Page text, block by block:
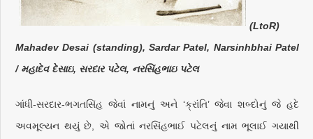
(LtoR)
Mahadev Desai (standing), Sardar Patel, Narsinhbhai Patel
/ મહાદેવ દેસાઇ, સરદાર પટેલ, નરસિંહભાઇ પટેલ
ગાંધી-સરદાર-ભગતસિંહ જેવાં નામનું અને ‘ક્રાંતિ’ જેવા શબ્દોનું જે હદે
અવમૂલ્યન થયું છે, એ જોતાં નરસિંહભાઈ પટેલનું નામ ભૂલાઈ ગયાથી